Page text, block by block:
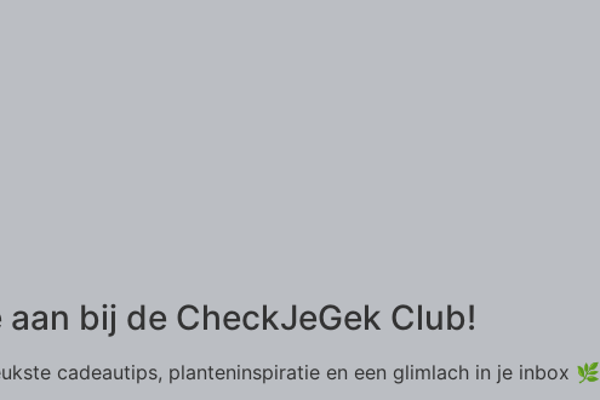
bij de CheckJeGek Club!
cadeautips, planteninspiratie en een glimlach in je inbox 🌿